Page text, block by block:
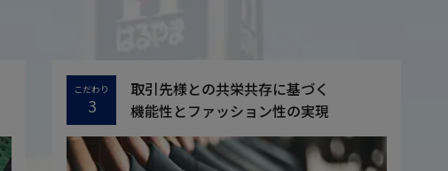
こだわり
3
取引先様との共栄共存に基づく
機能性とファッション性の実現